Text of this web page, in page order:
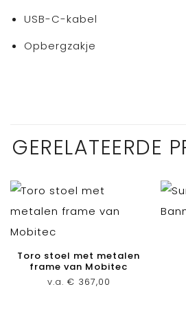
USB-C-kabel
Opbergzakje
GERELATEERDE
Toro stoel met metalen
frame van Mobitec
v.a. € 367,00